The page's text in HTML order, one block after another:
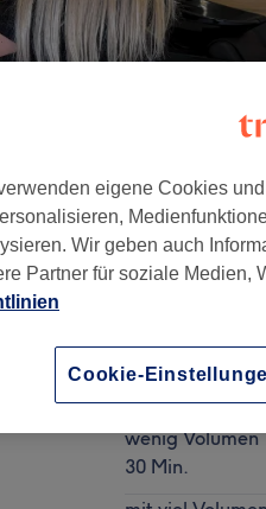
, Berlin, 10627
Kinder (bis 12
wenig Volumen
30 Min.
eigene Cookies
Wir geben auch
Partner für soziale Medien,
Cookie-